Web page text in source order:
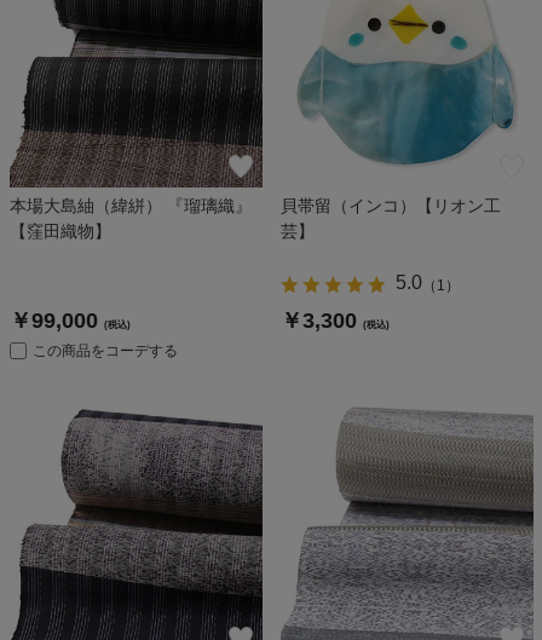
本場大島紬（緯絣） 『瑠璃織』
【窪田織物】
￥99,000 (税込)
この商品をコーデする
貝帯留（インコ）【リオン工
芸】
5.0（ 1 ）
￥3,300 (税込)